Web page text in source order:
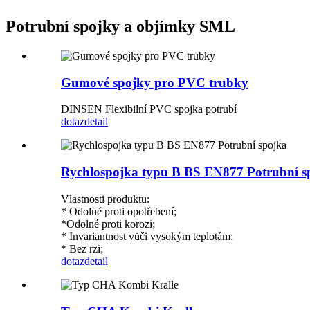
Potrubní spojky a objímky SML
Gumové spojky pro PVC trubky
DINSEN Flexibilní PVC spojka potrubí
dotazdetail
Rychlospojka typu B BS EN877 Potrubní
Vlastnosti produktu:
* Odolné proti opotřebení;
*Odolné proti korozi;
* Invariantnost vůči vysokým teplotám;
* Bez rzi;
dotazdetail